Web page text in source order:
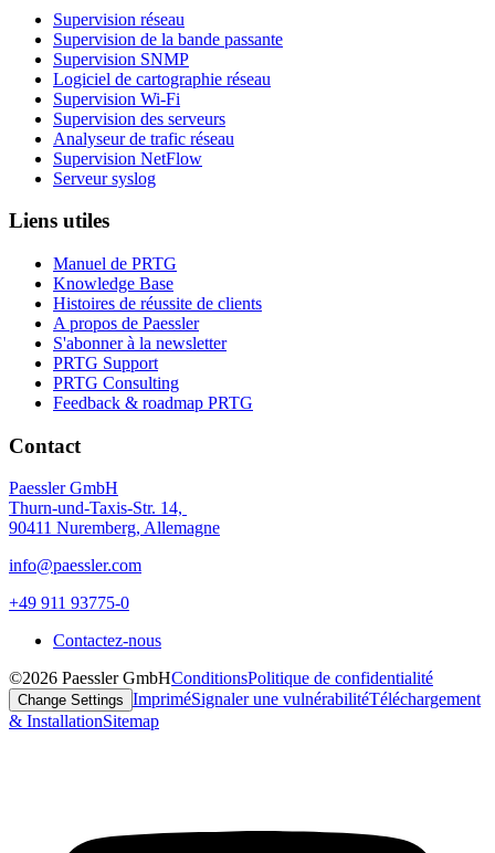
Supervision réseau
Supervision de la bande passante
Supervision SNMP
Logiciel de cartographie réseau
Supervision Wi-Fi
Supervision des serveurs
Analyseur de trafic réseau
Supervision NetFlow
Serveur syslog
Liens utiles
Manuel de PRTG
Knowledge Base
Histoires de réussite de clients
A propos de Paessler
S'abonner à la newsletter
PRTG Support
PRTG Consulting
Feedback & roadmap PRTG
Contact
Paessler GmbH
Thurn-und-Taxis-Str. 14,
90411 Nuremberg, Allemagne
info@paessler.com
+49 911 93775-0
Contactez-nous
©2026 Paessler GmbHConditionsPolitique de confidentialité
Change Settings ImpriméSignaler une vulnérabilitéTéléchargement
& InstallationSitemap